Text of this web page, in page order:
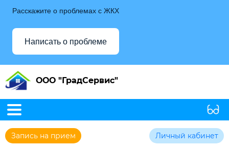
Расскажите о проблемах с ЖКХ
Написать о проблеме
ООО "ГрадСервис"
Запись на прием Личный кабинет